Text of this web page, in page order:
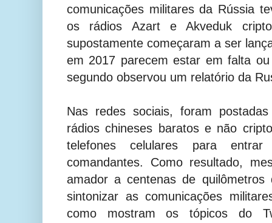
comunicações militares da Rússia
os rádios Azart e Akveduk
supostamente começaram a ser
em 2017 parecem estar em falta
segundo observou um relatório da
Nas redes sociais, foram
rádios chineses baratos e não
telefones celulares para
comandantes. Como resultado,
amador a centenas de quilômetros
sintonizar as comunicações
como mostram os tópicos do